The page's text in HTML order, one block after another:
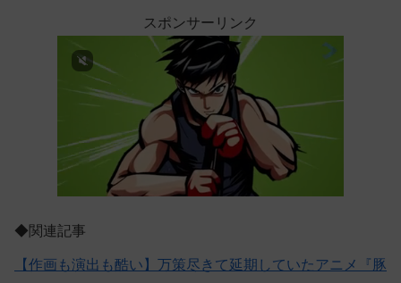
スポンサーリンク
◆関連記事
【作画も演出も酷い】万策尽きて延期していたアニメ『豚